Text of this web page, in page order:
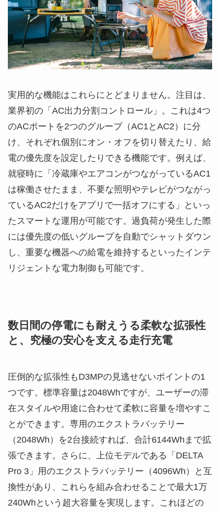
実用的な機能はこれらにとどまりません。注目は、
業界初の「AC出力分割コントロール」。これは4つ
のACポートを2つのグループ（AC1とAC2）に分
け、それぞれ個別にオン・オフを切り替えたり、給
電の優先度を設定したりできる機能です。例えば、
就寝時に「冷蔵庫やエアコンがつながっているAC1
は稼働させたまま、不要な照明やテレビがつながっ
ているAC2だけをアプリで一括オフにする」といっ
たスマートな運用が可能です。過負荷が発生した際
には優先度の低いグループを自動でシャットダウン
し、重要な機器への給電を維持するといったインテ
リジェントな電力制御も可能です。
数日間の停電にも耐えうる柔軟な拡張性
と、究極の安心を支える走行充電
圧倒的な拡張性もD3MPの見逃せないポイントの1
つです。標準容量は2048Whですが、ユーザーの滞
在スタイルや用途に合わせて柔軟に容量を増やすこ
とができます。専用のエクストラバッテリー
（2048Wh）を2台接続すれば、合計6144Whまで拡
張できます。さらに、上位モデルである「DELTA
Pro 3」用のエクストラバッテリー（4096Wh）と互
換性があり、これらを組み合わせることで最大1万
240Whという超大容量を実現します。これほどの